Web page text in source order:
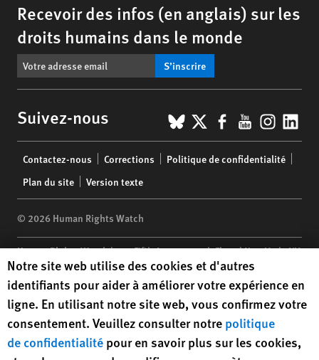
Recevoir des infos (en anglais) sur les
droits humains dans le monde
S’inscrire
Suivez-nous BlueSky
X Facebook
YouTube
menu
Contactez-nous Corrections
Politique de confidentialité
Plan du site
Version texte
© 2026 Human Rights Watch
Human Rights Watch| 350 Fifth Avenue, 34th Floor | New York,NY
10118-3299USA |t1.212.290.4700
Human Rights Watchis a 501(C)(3) nonprofit registered in the US
under EIN: 13-2875808
Human Rights Watch cookie preferences
Notre site web utilise des cookies et d'autres
identifiants pour aider à améliorer votre expérience en
ligne. En utilisant notre site web, vous confirmez votre
consentement. Veuillez consulter notre politique
de confidentialité pour en savoir plus sur les cookies,